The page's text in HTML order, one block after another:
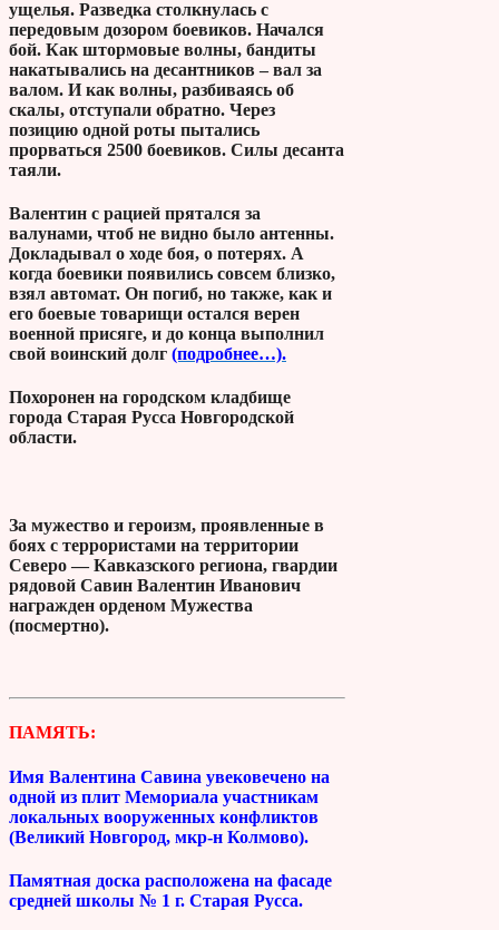
ущелья. Разведка столкнулась с
передовым дозором боевиков. Начался
бой. Как штормовые волны, бандиты
накатывались на десантников – вал за
валом. И как волны, разбиваясь об
скалы, отступали обратно. Через
позицию одной роты пытались
прорваться 2500 боевиков. Силы десанта
таяли.
Валентин с рацией прятался за
валунами, чтоб не видно было антенны.
Докладывал о ходе боя, о потерях. А
когда боевики появились совсем близко,
взял автомат. Он погиб, но также, как и
его боевые товарищи остался верен
военной присяге, и до конца выполнил
свой воинский долг (подробнее…).
Похоронен на городском кладбище
города Старая Русса Новгородской
области.
За мужество и героизм, проявленные в
боях с террористами на территории
Северо — Кавказского региона, гвардии
рядовой Савин Валентин Иванович
награжден орденом Мужества
(посмертно).
ПАМЯТЬ:
Имя Валентина Савина увековечено на
одной из плит Мемориала участникам
локальных вооруженных конфликтов
(Великий Новгород, мкр-н Колмово).
Памятная доска расположена на фасаде
средней школы № 1 г. Старая Русса.